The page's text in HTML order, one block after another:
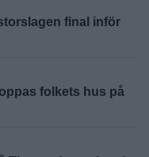
final inför
folkets hus på